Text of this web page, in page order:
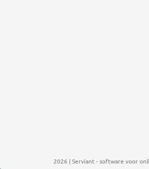
2026 | Serviant - software voor